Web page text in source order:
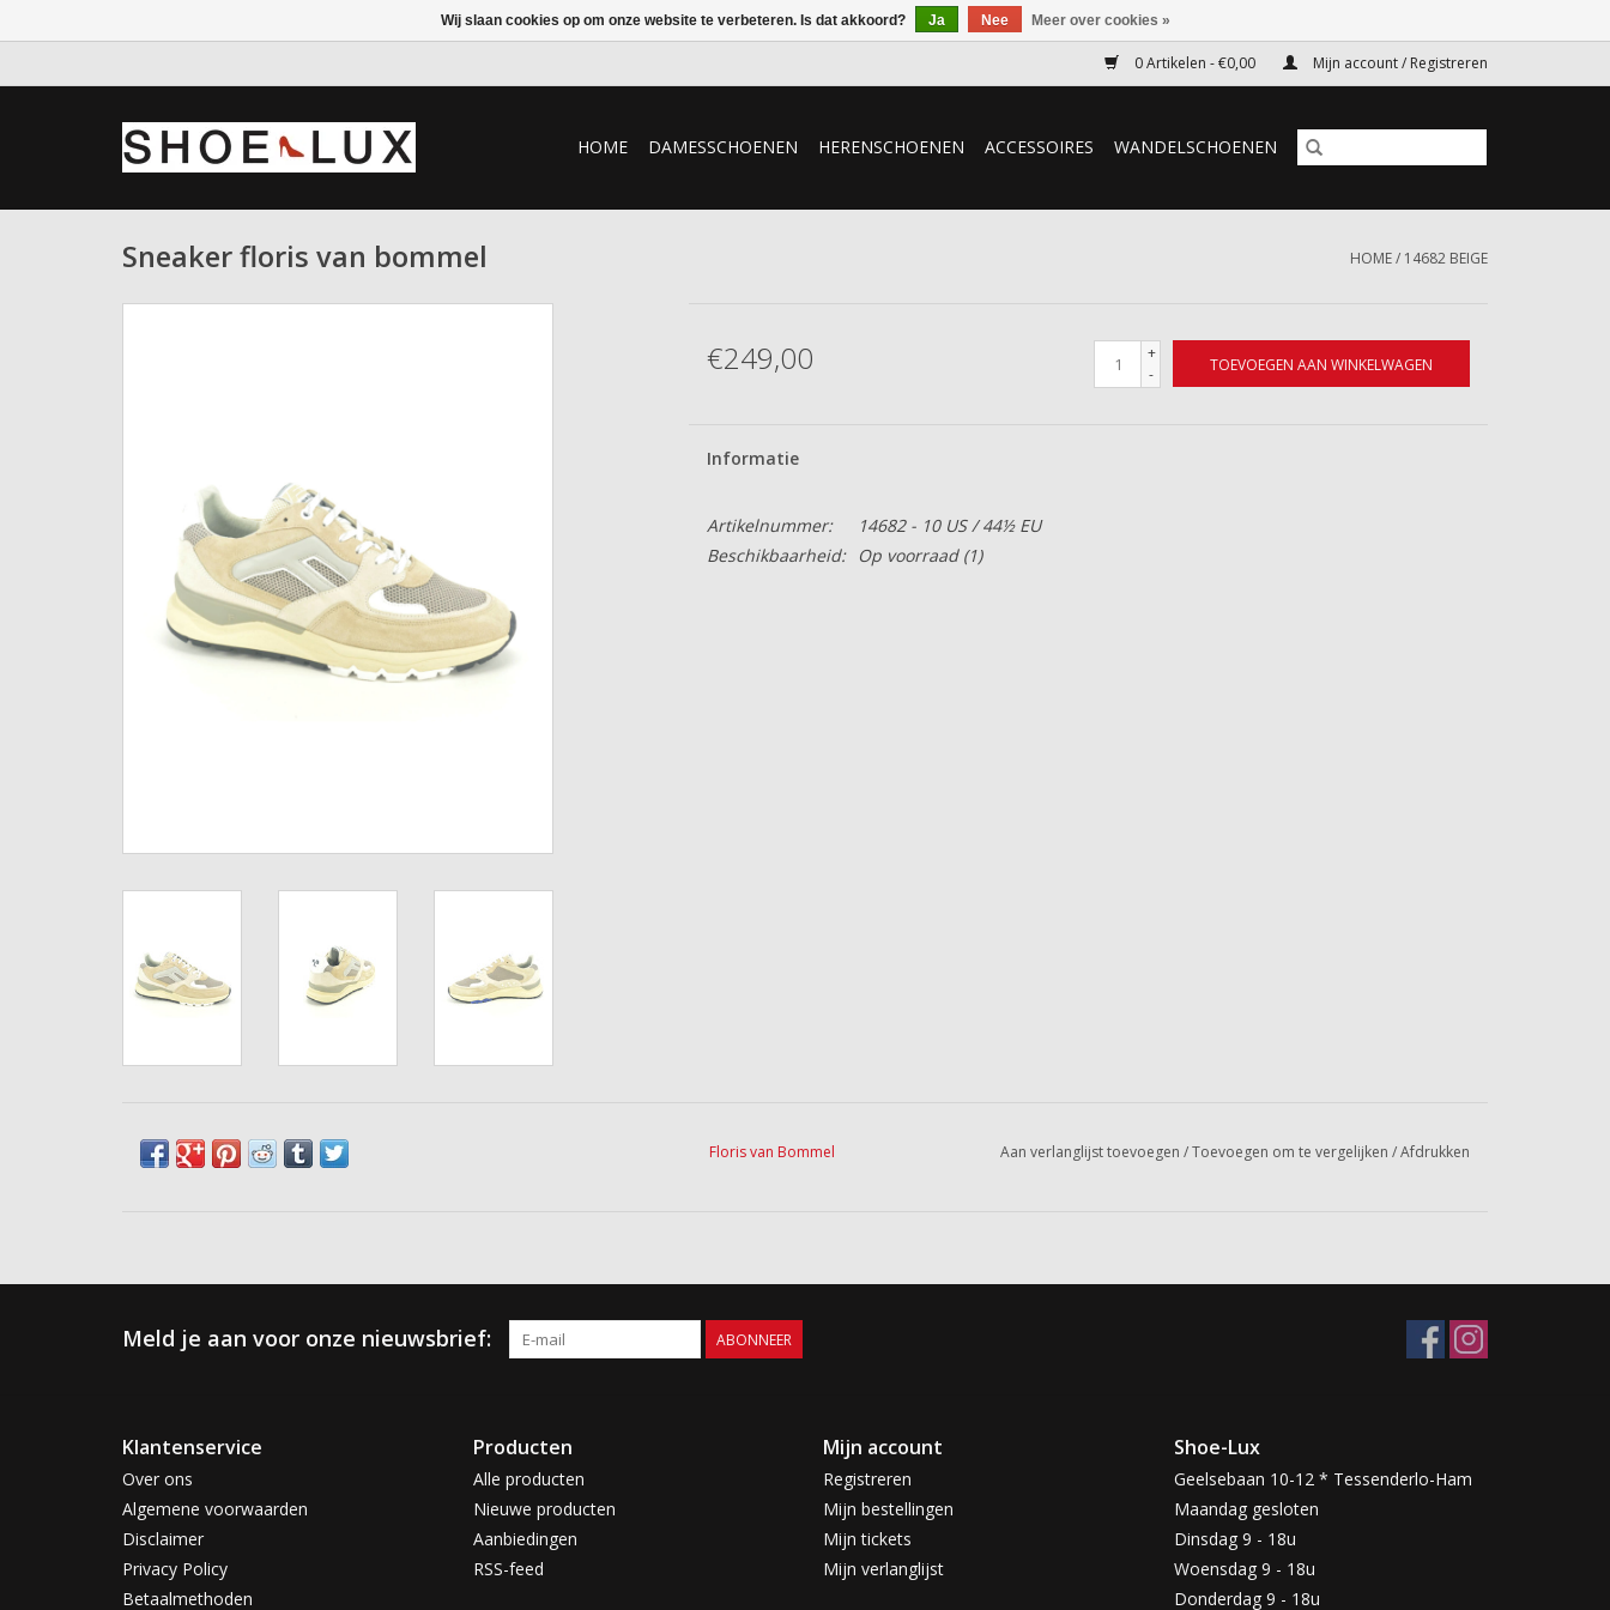
0 Artikelen - €0,00 Mijn account / Registreren
HOME DAMESSCHOENEN HERENSCHOENEN ACCESSOIRES WANDELSCHOENEN
Sneaker floris van bommel HOME/ 14682 BEIGE
€249,00
+
-
TOEVOEGEN AAN WINKELWAGEN
Informatie
Artikelnummer:
14682 - 10 US / 44½ EU
Beschikbaarheid:
Op voorraad(1)
Floris van Bommel Aan verlanglijst toevoegen /Toevoegen om te vergelijken /Afdrukken
Meld je aan voor onze nieuwsbrief: ABONNEER
Klantenservice
Over ons
Algemene voorwaarden
Disclaimer
Privacy Policy
Betaalmethoden
Producten
Alle producten
Nieuwe producten
Aanbiedingen
RSS-feed
Mijn account
Registreren
Mijn bestellingen
Mijn tickets
Mijn verlanglijst
Shoe-Lux
Geelsebaan 10-12 * Tessenderlo-Ham
Maandag gesloten
Dinsdag 9 - 18u
Woensdag 9 - 18u
Donderdag 9 - 18u
Wij slaan cookies op om onze website te verbeteren. Is dat akkoord? Ja Nee Meer over cookies »